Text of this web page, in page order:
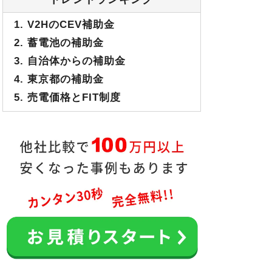
1. V2HのCEV補助金
2. 蓄電池の補助金
3. 自治体からの補助金
4. 東京都の補助金
5. 売電価格とFIT制度